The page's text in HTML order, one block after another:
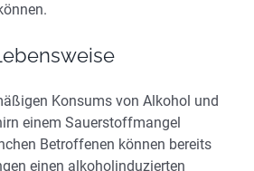
Konsums von Alkohol und
einem Sauerstoffmangel
Betroffenen können bereits
einen alkoholinduzierten